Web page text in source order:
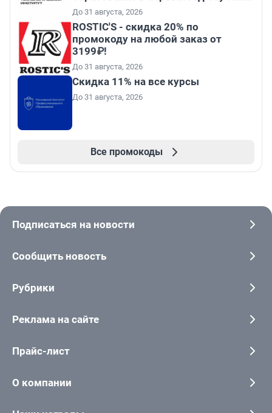
До 31 августа, 2026
ROSTIC'S - скидка 20% по
промокоду на любой заказ от
3199₽!
До 31 августа, 2026
Скидка 11% на все курсы
До 31 августа, 2026
Все промокоды
Подписаться на новости
Сообщить новость
Рубрики
Реклама на сайте
Прайс-лист
О компании